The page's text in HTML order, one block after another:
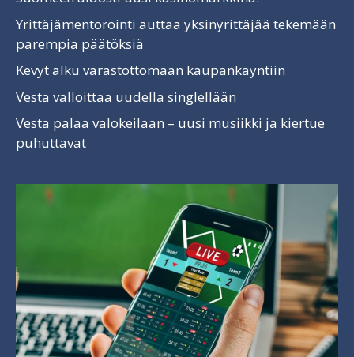
Yrittäjämentorointi auttaa yksinyrittäjää tekemään
parempia päätöksiä
Kevyt alku varastottomaan kaupankäyntiin
Vesta valloittaa uudella singlellään
Vesta palaa valokeilaan – uusi musiikki ja kiertue
puhuttavat